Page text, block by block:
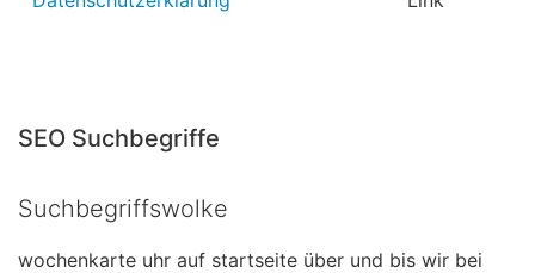
SEO Suchbegriffe
Suchbegriffswolke
wochenkarte uhr auf startseite über und bis wir bei